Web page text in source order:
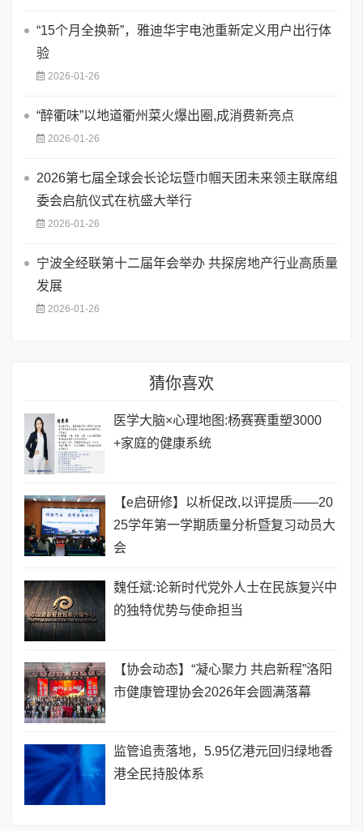
“15个月全换新”，雅迪华宇电池重新定义用户出行体
验
2026-01-26
“醉衢味”以地道衢州菜火爆出圈,成消费新亮点
2026-01-26
2026第七届全球会长论坛暨巾帼天团未来领主联席组
委会启航仪式在杭盛大举行
2026-01-26
宁波全经联第十二届年会举办 共探房地产行业高质量
发展
2026-01-26
猜你喜欢
医学大脑×心理地图:杨赛赛重塑3000
+家庭的健康系统
【e启研修】以析促改,以评提质——20
25学年第一学期质量分析暨复习动员大
会
魏任斌:论新时代党外人士在民族复兴中
的独特优势与使命担当
【协会动态】“凝心聚力 共启新程”洛阳
市健康管理协会2026年会圆满落幕
监管追责落地，5.95亿港元回归绿地香
港全民持股体系